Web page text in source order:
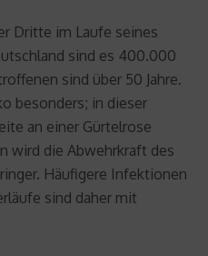
Dritte im Laufe seines
sind es 400.000
sind über 50 Jahre.
besonders; in dieser
an einer Gürtelrose
wird die Abwehrkraft des
Häufigere Infektionen
sind daher mit